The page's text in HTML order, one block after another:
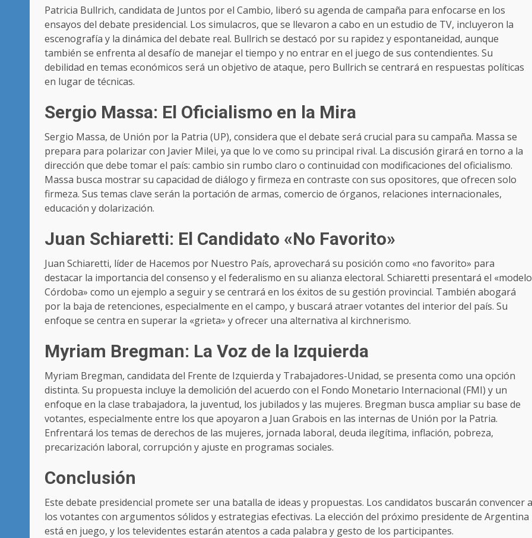
Patricia Bullrich, candidata de Juntos por el Cambio, liberó su agenda de campaña para enfocarse en los
ensayos del debate presidencial. Los simulacros, que se llevaron a cabo en un estudio de TV, incluyeron la
escenografía y la dinámica del debate real. Bullrich se destacó por su rapidez y espontaneidad, aunque
también se enfrenta al desafío de manejar el tiempo y no entrar en el juego de sus contendientes. Su
debilidad en temas económicos será un objetivo de ataque, pero Bullrich se centrará en respuestas políticas
en lugar de técnicas.
Sergio Massa: El Oficialismo en la Mira
Sergio Massa, de Unión por la Patria (UP), considera que el debate será crucial para su campaña. Massa se
prepara para polarizar con Javier Milei, ya que lo ve como su principal rival. La discusión girará en torno a la
dirección que debe tomar el país: cambio sin rumbo claro o continuidad con modificaciones del oficialismo.
Massa busca mostrar su capacidad de diálogo y firmeza en contraste con sus opositores, que ofrecen solo
firmeza. Sus temas clave serán la portación de armas, comercio de órganos, relaciones internacionales,
educación y dolarización.
Juan Schiaretti: El Candidato «No Favorito»
Juan Schiaretti, líder de Hacemos por Nuestro País, aprovechará su posición como «no favorito» para
destacar la importancia del consenso y el federalismo en su alianza electoral. Schiaretti presentará el «modelo
Córdoba» como un ejemplo a seguir y se centrará en los éxitos de su gestión provincial. También abogará
por la baja de retenciones, especialmente en el campo, y buscará atraer votantes del interior del país. Su
enfoque se centra en superar la «grieta» y ofrecer una alternativa al kirchnerismo.
Myriam Bregman: La Voz de la Izquierda
Myriam Bregman, candidata del Frente de Izquierda y Trabajadores-Unidad, se presenta como una opción
distinta. Su propuesta incluye la demolición del acuerdo con el Fondo Monetario Internacional (FMI) y un
enfoque en la clase trabajadora, la juventud, los jubilados y las mujeres. Bregman busca ampliar su base de
votantes, especialmente entre los que apoyaron a Juan Grabois en las internas de Unión por la Patria.
Enfrentará los temas de derechos de las mujeres, jornada laboral, deuda ilegítima, inflación, pobreza,
precarización laboral, corrupción y ajuste en programas sociales.
Conclusión
Este debate presidencial promete ser una batalla de ideas y propuestas. Los candidatos buscarán convencer a
los votantes con argumentos sólidos y estrategias efectivas. La elección del próximo presidente de Argentina
está en juego, y los televidentes estarán atentos a cada palabra y gesto de los participantes.